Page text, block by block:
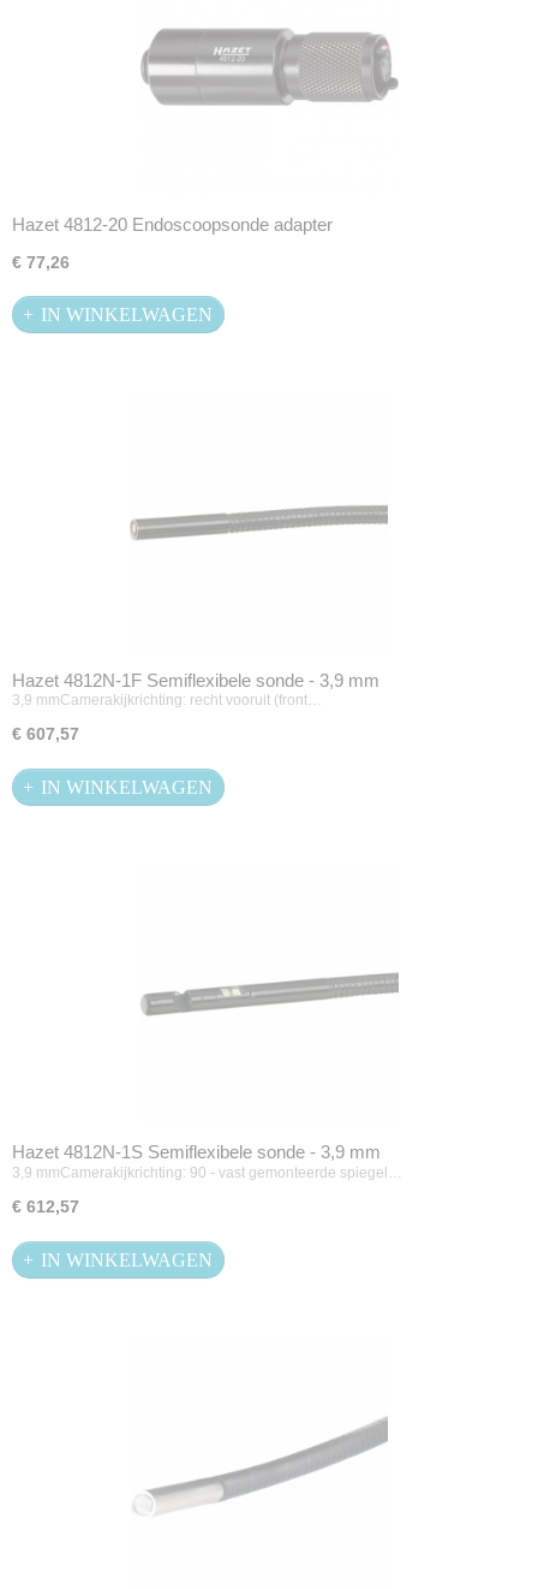
Hazet 4812-20 Endoscoopsonde adapter
€ 77,26
IN WINKELWAGEN
Hazet 4812N-1F Semiflexibele sonde - 3,9 mm
3,9 mmCamerakijkrichting: recht vooruit (front…
€ 607,57
IN WINKELWAGEN
Hazet 4812N-1S Semiflexibele sonde - 3,9 mm
3,9 mmCamerakijkrichting: 90 - vast gemonteerde spiegel…
€ 612,57
IN WINKELWAGEN